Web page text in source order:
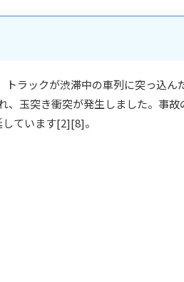
トラックが渋滞中の車列に突っ込ん
、玉突き衝突が発生しました。事
ています[2][8]。